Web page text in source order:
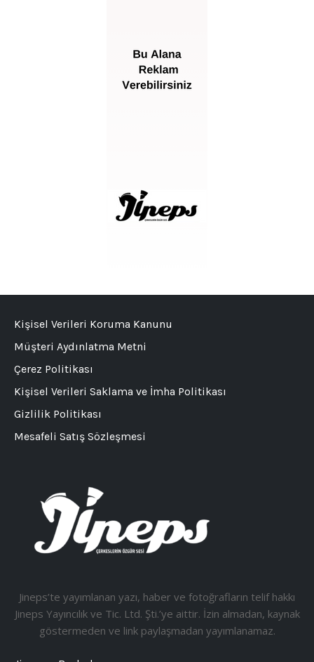
Jineps’te yayımlanan yazı, haber ve fotoğrafların telif hakkı
Jineps Yayıncılık ve Tic. Ltd. Şti.’ye aittir. İzin almadan, kaynak
göstermeden ve link paylaşmadan yayımlanamaz.
Kişisel Verileri Koruma Kanunu
Müşteri Aydınlatma Metni
Çerez Politikası
Kişisel Verileri Saklama ve İmha Politikası
Gizlilik Politikası
Mesafeli Satış Sözleşmesi